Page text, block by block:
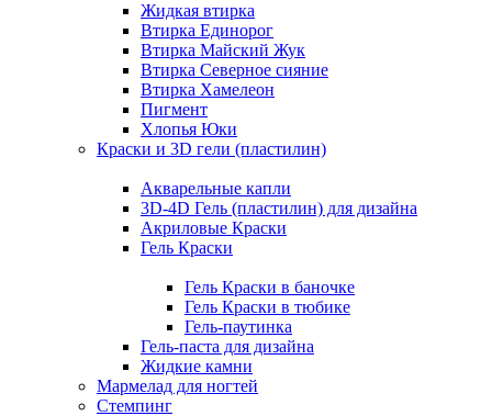
Жидкая втирка
Втирка Единорог
Втирка Майский Жук
Втирка Северное сияние
Втирка Хамелеон
Пигмент
Хлопья Юки
Краски и 3D гели (пластилин)
Акварельные капли
3D-4D Гель (пластилин) для дизайна
Акриловые Краски
Гель Краски
Гель Краски в баночке
Гель Краски в тюбике
Гель-паутинка
Гель-паста для дизайна
Жидкие камни
Мармелад для ногтей
Стемпинг